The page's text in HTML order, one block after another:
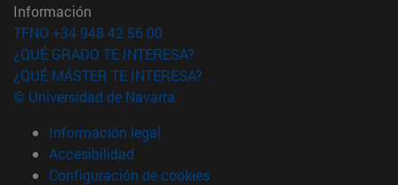
Información
TFNO +34 948 42 56 00
¿QUÉ GRADO TE INTERESA?
¿QUÉ MÁSTER TE INTERESA?
© Universidad de Navarra
Información legal
Accesibilidad
Configuración de cookies